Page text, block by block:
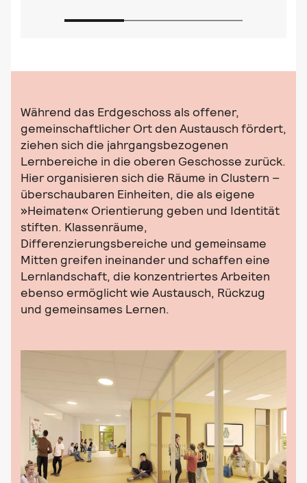
Während das Erdgeschoss als offener,
gemeinschaftlicher Ort den Austausch fördert,
ziehen sich die jahrgangsbezogenen
Lernbereiche in die oberen Geschosse zurück.
Hier organisieren sich die Räume in Clustern –
überschaubaren Einheiten, die als eigene
»Heimaten« Orientierung geben und Identität
stiften. Klassenräume,
Differenzierungsbereiche und gemeinsame
Mitten greifen ineinander und schaffen eine
Lernlandschaft, die konzentriertes Arbeiten
ebenso ermöglicht wie Austausch, Rückzug
und gemeinsames Lernen.